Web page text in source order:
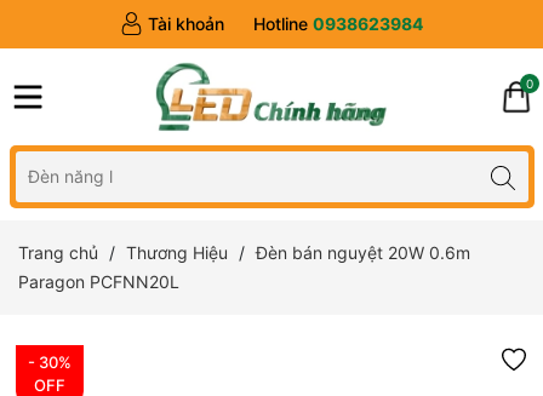
Tài khoản Hotline 0938623984
0
Trang chủ Thương Hiệu
Đèn bán nguyệt 20W 0.6m
Paragon PCFNN20L
- 30%
OFF